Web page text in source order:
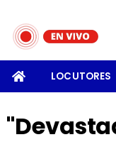
LOCUTORES